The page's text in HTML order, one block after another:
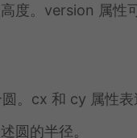
度。version 属性
。cx 和 cy 属性
圆的半径。